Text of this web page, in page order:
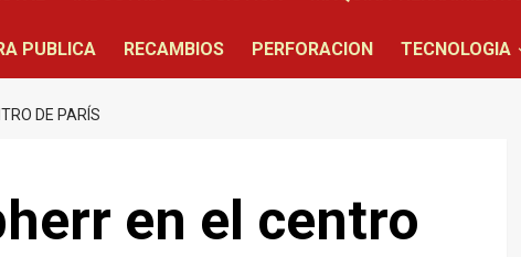
PUBLICA RECAMBIOS PERFORACION TECNOLOGIA
DE PARÍS
en el centro